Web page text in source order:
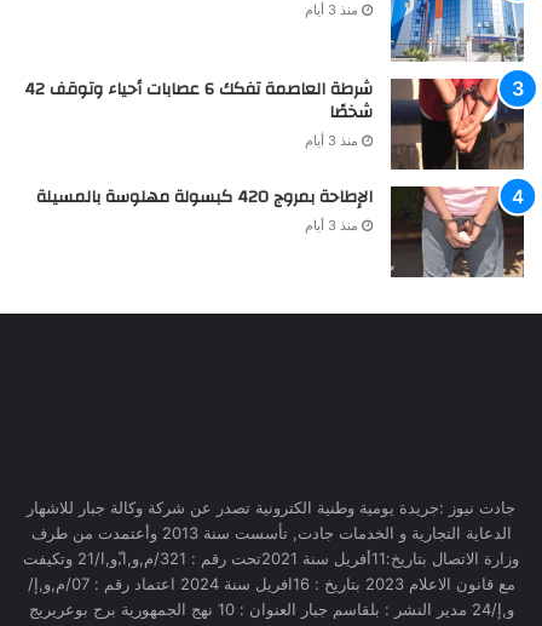
منذ 3 أيام
شرطة العاصمة تفكك 6 عصابات أحياء وتوقف 42
شخصًا
منذ 3 أيام
الإطاحة بمروج 420 كبسولة مهلوسة بالمسيلة
منذ 3 أيام
جادت نيوز :جريدة يومية وطنية الكترونية تصدر عن شركة وكالة جبار للاشهار
الدعاية التجارية و الخدمات جادت, تأسست سنة 2013 وأعتمدت من طرف
وزارة الاتصال بتاريخ:11أفريل سنة 2021تحت رقم : 321/م,و,ا,ّو,ا/21 وتكيفت
مع قانون الاعلام 2023 بتاريخ : 16افريل سنة 2024 اعتماد رقم : 07/م,و,إ/
و,إ/24 مدير النشر : بلقاسم جبار العنوان : 10 نهج الجمهورية برج بوعريريج